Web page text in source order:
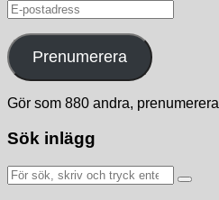
E-
postadress
Prenumerera
Gör som 880 andra,
Sök inlägg
Sök
efter: